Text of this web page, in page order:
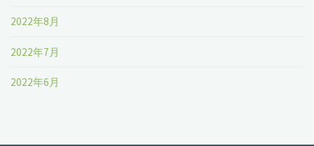
2022年8月
2022年7月
2022年6月